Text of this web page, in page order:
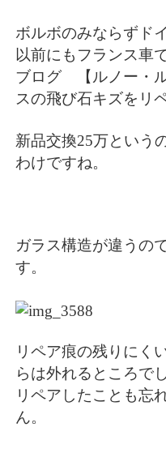
ボルボのみならずド
以前にもフランス車
ブログ
【ルノー・
スの飛び石キズをリ
新品交換25万という
わけですね。
ガラス構造が違うの
す。
リペア痕の残りにく
らは外れるところで
リペアしたことも忘
ん。